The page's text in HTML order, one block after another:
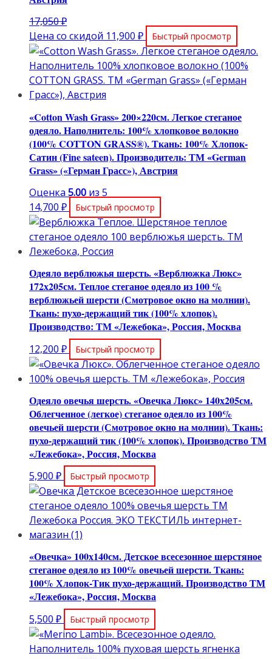
17,050₽Первоначальная
цена
составляла
17,050 ₽.
Цена со скидой 11,900 ₽Текущая
цена:
11,900 ₽.
Быстрый просмотр
«Cotton Wash Grass» 200×220см. Легкое стеганое
одеяло. Наполнитель: 100% хлопковое волокно
(100% COTTON GRASS®). Ткань: 100% Хлопок-
Сатин (Fine sateen). Производитель: ТМ «German
Grass» («Герман Грасс»), Австрия
Оценка 5.00 из 5
14,700 ₽ Быстрый просмотр
Одеяло верблюжья шерсть. «Верблюжка Люкс»
172х205см. Теплое стеганое одеяло из 100 %
верблюжьей шерсти (Смотровое окно на молнии).
Ткань: пухо-держащий тик (100% хлопок).
Производство: ТМ «Лежебока», Россия, Москва
12,200 ₽ Быстрый просмотр
Одеяло овечья шерсть. «Овечка Люкс» 140х205см.
Облегченное (легкое) стеганое одеяло из 100%
овечьей шерсти (Смотровое окно на молнии). Ткань:
пухо-держащий тик (100% хлопок). Производство ТМ
«Лежебока», Россия, Москва
5,900 ₽ Быстрый просмотр
«Овечка» 100х140см. Детское всесезонное шерстяное
стеганое одеяло из 100% овечьей шерсти. Ткань:
100% Хлопок-Тик пухо-держащий. Производство ТМ
«Лежебока», Россия, Москва
5,500 ₽ Быстрый просмотр